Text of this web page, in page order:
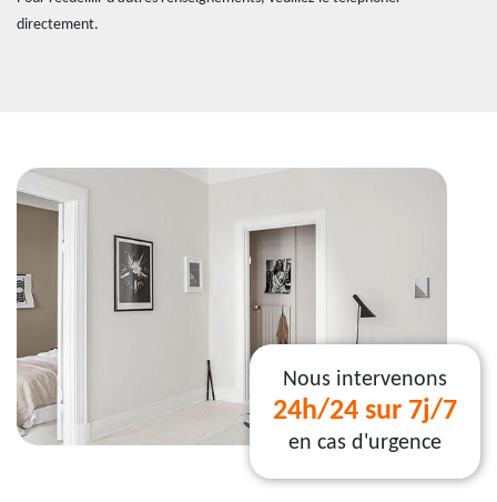
directement.
Nous intervenons
24h/24 sur 7j/7
en cas d'urgence